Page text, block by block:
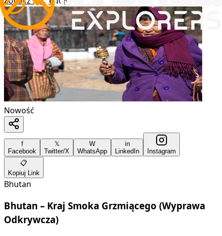
Nowość
f
Facebook
𝕏
Twitter/X
W
WhatsApp
in
LinkedIn
Instagram
📋
Kopiuj Link
Bhutan
Bhutan – Kraj Smoka Grzmiącego (Wyprawa
Odkrywcza)